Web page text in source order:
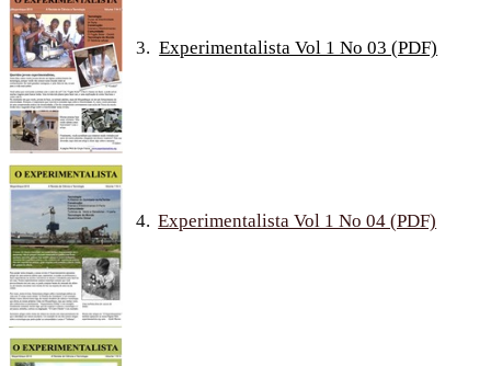
3. Experimentalista Vol 1 No 03 (PDF)
4. Experimentalista Vol 1 No 04 (PDF)